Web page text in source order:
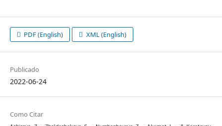
PDF (English) XML (English)
Publicado
2022-06-24
Como Citar